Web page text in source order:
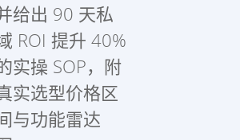
给出 90 天私
ROI 提升 40%
实操 SOP，附
实选型价格区
与功能雷达